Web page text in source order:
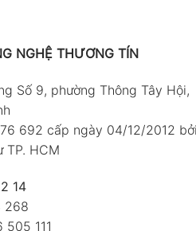
NGHỆ THƯƠNG TÍN
Số 9, phường Thông Tây Hội,
692 cấp ngày 04/12/2012 bởi
TP. HCM
14
268
111